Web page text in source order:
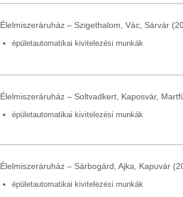
Élelmiszeráruház – Szigethalom, Vác, Sárvár
épületautomatikai kivitelezési munkák
Élelmiszeráruház – Soltvadkert, Kaposvár,
épületautomatikai kivitelezési munkák
Élelmiszeráruház – Sárbogárd, Ajka, Kapuvár
épületautomatikai kivitelezési munkák